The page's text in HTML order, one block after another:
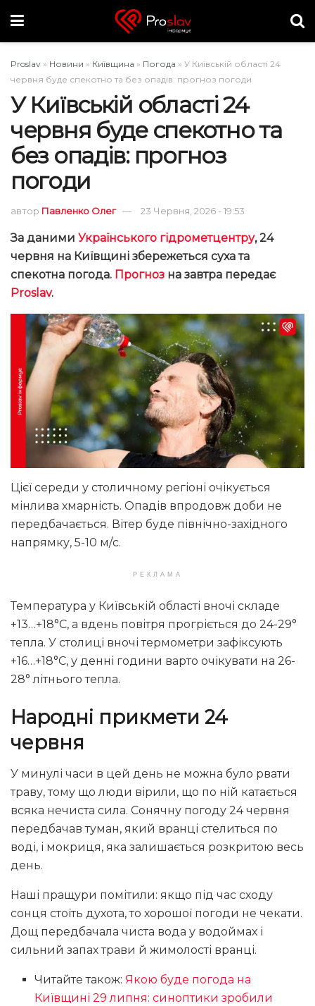
Proslav » Новини » Київщина » Погода » У Київській області 24
червня буде спекотно та без опадів: прогноз погоди
У Київській області 24
червня буде спекотно та
без опадів: прогноз
погоди
автор Павленко Олег 23 Червня, 2026 - 19:53
За даними Українського гідрометцентру, 24
червня на Київщині збережеться суха та
спекотна погода. Прогноз на завтра передає
Proslav.
Цієї середи у столичному регіоні очікується
мінлива хмарність. Опадів впродовж доби не
передбачається. Вітер буде північно-західного
напрямку, 5-10 м/с.
РЕКЛАМА
Температура у Київській області вночі складе
+13…+18°С, а вдень повітря прогріється до 24-29°
тепла. У столиці вночі термометри зафіксують
+16…+18°С, у денні години варто очікувати на 26-
28° літнього тепла.
Народні прикмети 24
червня
У минулі часи в цей день не можна було рвати
траву, тому що люди вірили, що по ній катається
всяка нечиста сила. Сонячну погоду 24 червня
передбачав туман, який вранці стелиться по
воді, і мокриця, яка залишається розкритою весь
день.
Наші пращури помітили: якщо під час сходу
сонця стоїть духота, то хорошої погоди не чекати.
Дощ передбачала чиста вода у водоймах і
сильний запах трави й жимолості вранці.
Читайте також:Якою буде погода на
Київщині 29 липня: синоптики зробили